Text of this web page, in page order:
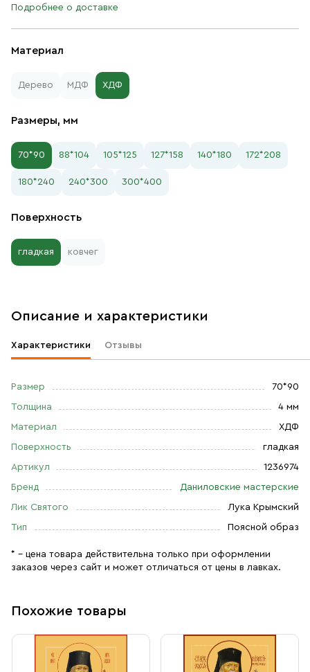
Материал
Дерево МДФ ХДФ
Размеры, мм
70*90 88*104 105*125 127*158 140*180 172*208
180*240 240*300 300*400
Поверхность
гладкая ковчег
Подробнее о доставке
Описание и характеристики
Характеристики Отзывы
Размер 70*90
Толщина 4 мм
Материал ХДФ
Поверхность гладкая
Артикул 1236974
Бренд Даниловские мастерские
Лик Святого Лука Крымский
Тип Поясной образ
* – цена товара действительна только при оформлении
заказов через сайт и может отличаться от цены в лавках.
Похожие товары